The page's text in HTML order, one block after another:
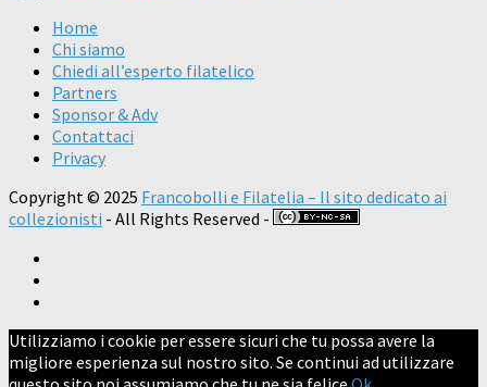
Home
Chi siamo
Chiedi all’esperto filatelico
Partners
Sponsor & Adv
Contattaci
Privacy
Copyright © 2025 Francobolli e Filatelia – Il sito dedicato ai
collezionisti - All Rights Reserved -
Utilizziamo i cookie per essere sicuri che tu possa avere la
migliore esperienza sul nostro sito. Se continui ad utilizzare